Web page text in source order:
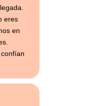
eres
en